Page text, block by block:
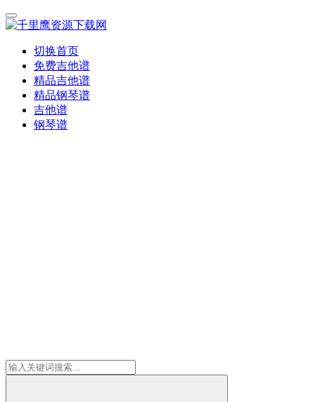
切换首页
免费吉他谱
精品吉他谱
精品钢琴谱
吉他谱
钢琴谱